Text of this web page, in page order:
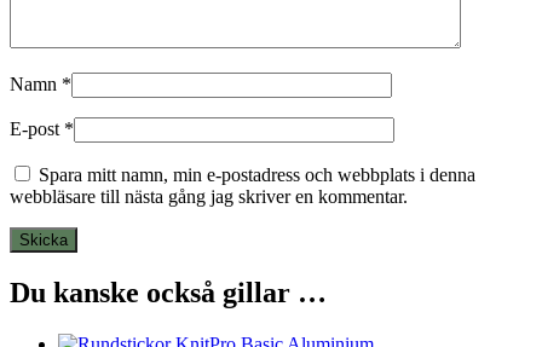
Namn *
E-post *
Spara mitt namn, min e-postadress och webbplats i denna
webbläsare till nästa gång jag skriver en kommentar.
Du kanske också gillar …